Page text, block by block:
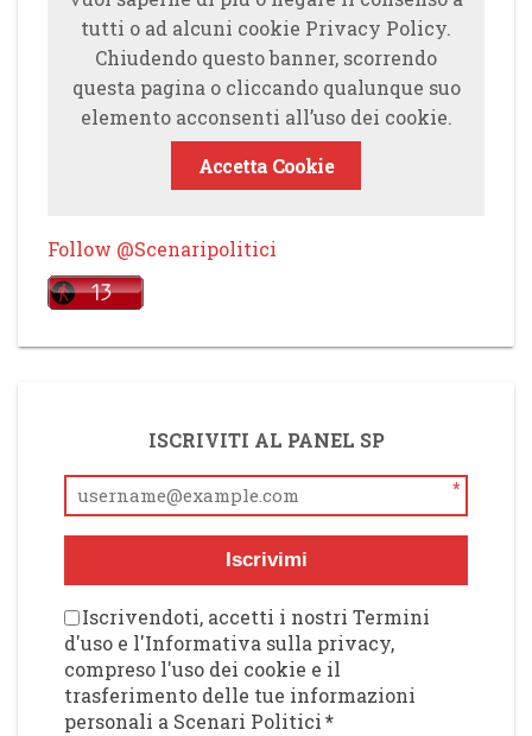
tutti o ad alcuni cookie Privacy Policy.
Chiudendo questo banner, scorrendo
questa pagina o cliccando qualunque suo
elemento acconsenti all’uso dei cookie.
Accetta Cookie
Follow @Scenaripolitici
ISCRIVITI AL PANEL SP
*
Iscrivimi
Iscrivendoti, accetti i nostri Termini
d'uso e l'Informativa sulla privacy,
compreso l'uso dei cookie e il
trasferimento delle tue informazioni
personali a Scenari Politici*